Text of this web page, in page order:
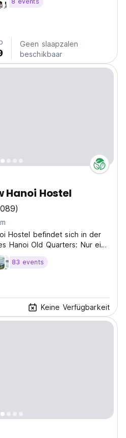
Gebiet, das Reisende als
Geen slaapzalen
beschikbaar
Hanoi Hostel
Hostel befindet sich in der
Hanoi Old Quarters: Nur ein
Lake, Crazy Beer Hoi
83 events
Keine Verfügbarkeit